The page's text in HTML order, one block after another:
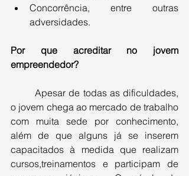
Concorrência, entre outras
adversidades.
Por que acreditar no jovem
empreendedor?
Apesar de todas as dificuldades,
o jovem chega ao mercado de trabalho
com muita sede por conhecimento,
além de que alguns já se inserem
capacitados à medida que realizam
cursos,treinamentos e participam de